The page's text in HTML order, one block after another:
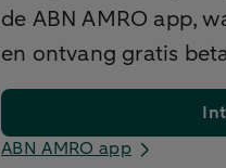
de ABN AMRO app,
en ontvang gratis
ABN AMRO app